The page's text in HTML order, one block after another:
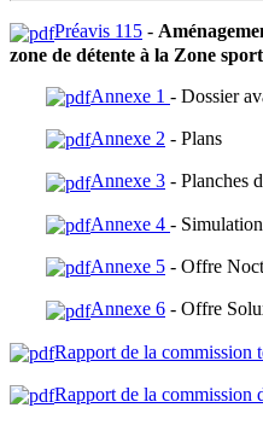
Préavis 115 -
zone de détente à la Zone
Annexe 1 - Dossier
Annexe 2 - Plans
Annexe 3 - Planches
Annexe 4 -
Annexe 5 - Offre
Annexe 6 - Offre
Rapport de la commission
Rapport de la commission